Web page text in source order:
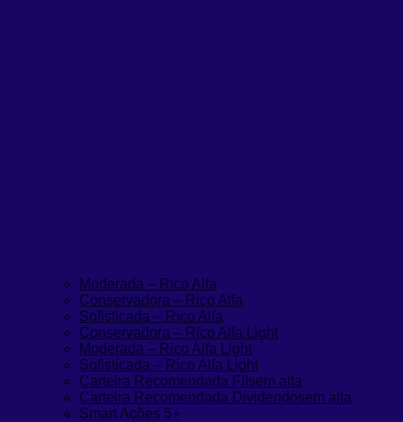
Moderada – Rico Alfa
Conservadora – Rico Alfa
Sofisticada – Rico Alfa
Conservadora – Rico Alfa Light
Moderada – Rico Alfa Light
Sofisticada – Rico Alfa Light
Carteira Recomendada FIIsem alta
Carteira Recomendada Dividendosem alta
Smart Ações 5+